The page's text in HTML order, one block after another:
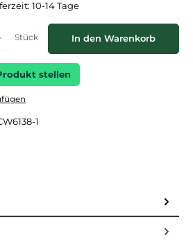
10-14 Tage
Wert ein oder benutze die
Stück In den Warenkorb
stellen
1